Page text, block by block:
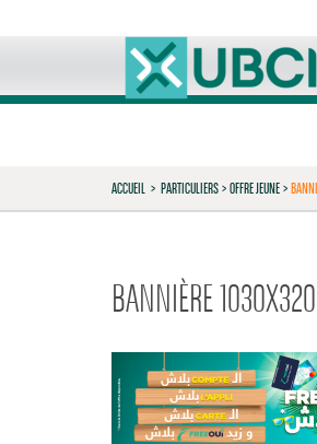
ACCUEIL > PARTICULIERS>OFFRE JEUNE>
BANNIÈRE 1030X320